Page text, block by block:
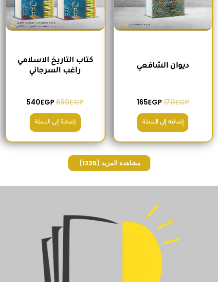
ديوان الشافعي
170EGP
165EGP
إضافة إلى السلة
كتاب التاريخ الاسلامي
راغب السرجاني
650EGP
540EGP
إضافة إلى السلة
مشاهدة المزيد (1335)